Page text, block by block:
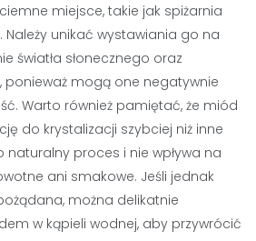
miejsce, takie jak spiżarnia
Należy unikać wystawiania go na
światła słonecznego oraz
ponieważ mogą one negatywnie
Warto również pamiętać, że miód
do krystalizacji szybciej niż inne
proces i nie wpływa na
ani smakowe. Jeśli jednak
można delikatnie
w kąpieli wodnej, aby przywrócić